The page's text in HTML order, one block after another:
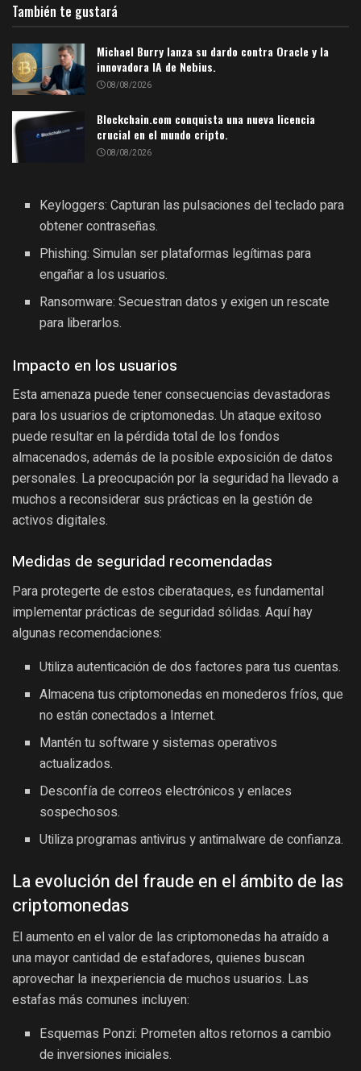
También te gustará
Michael Burry lanza su dardo contra Oracle y la
innovadora IA de Nebius.
08/08/2026
Blockchain.com conquista una nueva licencia
crucial en el mundo cripto.
08/08/2026
Keyloggers: Capturan las pulsaciones del teclado para
obtener contraseñas.
Phishing: Simulan ser plataformas legítimas para
engañar a los usuarios.
Ransomware: Secuestran datos y exigen un rescate
para liberarlos.
Impacto en los usuarios
Esta amenaza puede tener consecuencias devastadoras
para los usuarios de criptomonedas. Un ataque exitoso
puede resultar en la pérdida total de los fondos
almacenados, además de la posible exposición de datos
personales. La preocupación por la seguridad ha llevado a
muchos a reconsiderar sus prácticas en la gestión de
activos digitales.
Medidas de seguridad recomendadas
Para protegerte de estos ciberataques, es fundamental
implementar prácticas de seguridad sólidas. Aquí hay
algunas recomendaciones:
Utiliza autenticación de dos factores para tus cuentas.
Almacena tus criptomonedas en monederos fríos, que
no están conectados a Internet.
Mantén tu software y sistemas operativos
actualizados.
Desconfía de correos electrónicos y enlaces
sospechosos.
Utiliza programas antivirus y antimalware de confianza.
La evolución del fraude en el ámbito de las
criptomonedas
El aumento en el valor de las criptomonedas ha atraído a
una mayor cantidad de estafadores, quienes buscan
aprovechar la inexperiencia de muchos usuarios. Las
estafas más comunes incluyen:
Esquemas Ponzi: Prometen altos retornos a cambio
de inversiones iniciales.